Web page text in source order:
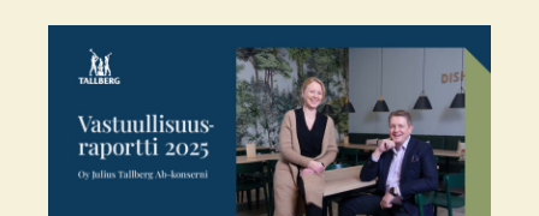
Synsamin lippulaivaliike tarjoaa huikeat 423 m² täyden
palvelun optiikkaa aivan Aleksanterinkadun ytimessä.
Enemmän tilaa, enemmän valikoimaa ja entistä
parempaa palvelua – kaikki asiakkaan parhaaksi.
Uudistetut tilat, sujuvampi…